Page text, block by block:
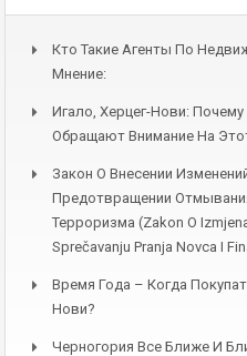
Кто Такие Агенты По
Мнение:
Игало, Херцег-Нови:
Обращают Внимание На
Закон О Внесении
Предотвращении
Терроризма (Zakon O
Sprečavanju Pranja Novca I
Время Года – Когда
Нови?
Черногория Все Ближе И